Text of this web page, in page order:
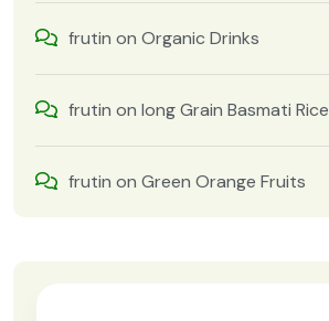
frutin on Organic Drinks
frutin on long Grain Basmati Rice
frutin on Green Orange Fruits